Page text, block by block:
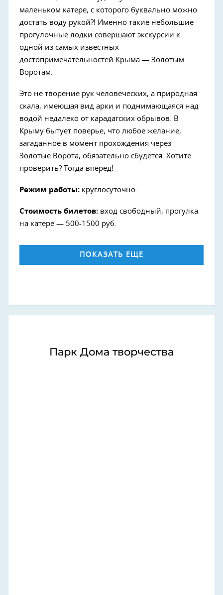
маленьком катере, с которого буквально можно
достать воду рукой?! Именно такие небольшие
прогулочные лодки совершают экскурсии к
одной из самых известных
достопримечательностей Крыма — Золотым
Воротам.
Это не творение рук человеческих, а природная
скала, имеющая вид арки и поднимающаяся над
водой недалеко от карадагских обрывов. В
Крыму бытует поверье, что любое желание,
загаданное в момент прохождения через
Золотые Ворота, обязательно сбудется. Хотите
проверить? Тогда вперед!
Режим работы: круглосуточно.
Стоимость билетов: вход свободный, прогулка
на катере — 500-1500 руб.
ПОКАЗАТЬ ЕЩЕ
Парк Дома творчества